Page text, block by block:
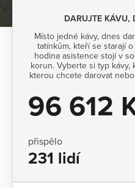
DARUJTE KÁVU,
Místo jedné kávy, dnes
tatínkům, kteří se starají
hodina asistence stojí v
korun. Vyberte si typ kávy,
kterou chcete darovat
96 612
přispělo
231 lidí